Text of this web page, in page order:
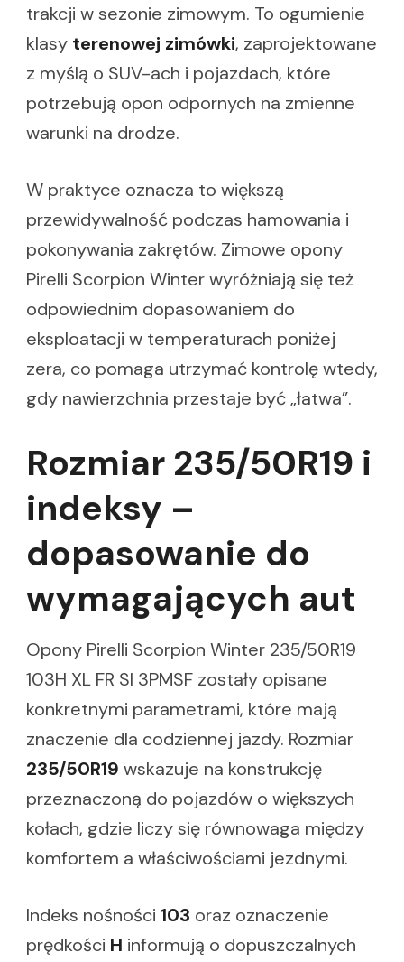
trakcji w sezonie zimowym. To ogumienie
klasy terenowej zimówki, zaprojektowane
z myślą o SUV-ach i pojazdach, które
potrzebują opon odpornych na zmienne
warunki na drodze.
W praktyce oznacza to większą
przewidywalność podczas hamowania i
pokonywania zakrętów. Zimowe opony
Pirelli Scorpion Winter wyróżniają się też
odpowiednim dopasowaniem do
eksploatacji w temperaturach poniżej
zera, co pomaga utrzymać kontrolę wtedy,
gdy nawierzchnia przestaje być „łatwa”.
Rozmiar 235/50R19 i
indeksy –
dopasowanie do
wymagających aut
Opony Pirelli Scorpion Winter 235/50R19
103H XL FR SI 3PMSF zostały opisane
konkretnymi parametrami, które mają
znaczenie dla codziennej jazdy. Rozmiar
235/50R19 wskazuje na konstrukcję
przeznaczoną do pojazdów o większych
kołach, gdzie liczy się równowaga między
komfortem a właściwościami jezdnymi.
Indeks nośności 103 oraz oznaczenie
prędkości H informują o dopuszczalnych